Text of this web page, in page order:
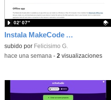
Instala MakeCode Arcade offline para programar grandes juegos sin necesidad de Internet
Contenido educativo.
subido por Felicisimo G.
02′ 07″
-hace una semana - 2 visualizaciones